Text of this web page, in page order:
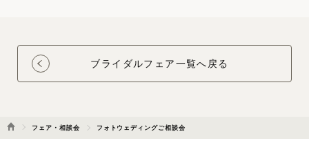
ブライダルフェア一覧へ戻る
フェア・相談会 フォトウェディングご相談会